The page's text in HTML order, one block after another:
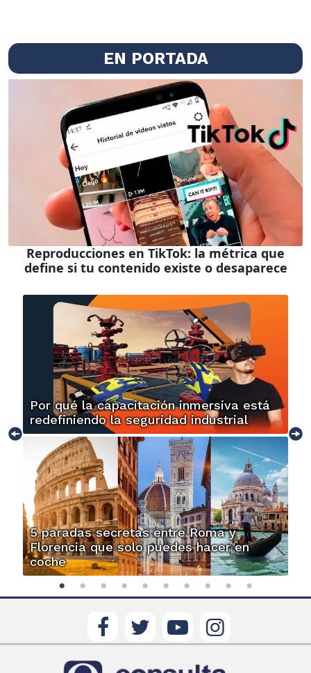
EN PORTADA
Reproducciones en TikTok: la métrica que
define si tu contenido existe o desaparece
Por qué la capacitación inmersiva está
redefiniendo la seguridad industrial
5 paradas secretas entre Roma y
Florencia que solo puedes hacer en
coche